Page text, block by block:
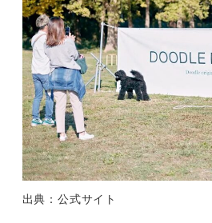
出典：公式サイト